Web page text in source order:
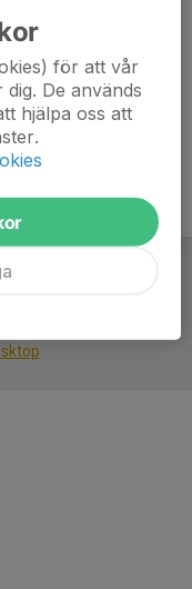
för att vår
De används
hjälpa oss att